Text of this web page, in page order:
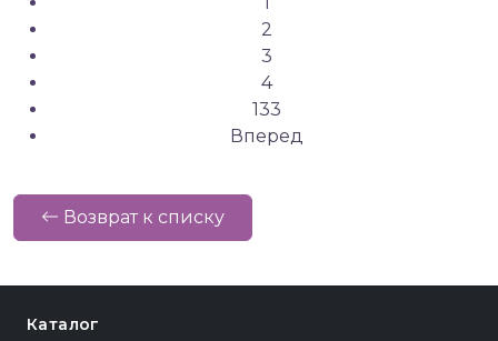
2
3
4
133
Вперед
Возврат к списку
Каталог